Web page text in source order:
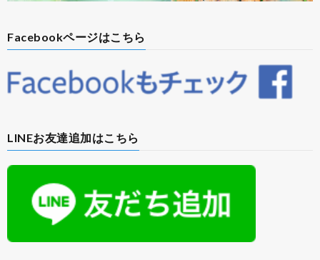
Facebookページはこちら
LINEお友達追加はこちら